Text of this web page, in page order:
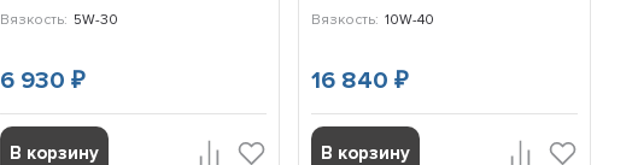
Вязкость: 5W-30
6 930 ₽
В корзину
Вязкость: 10W-40
16 840 ₽
В корзину